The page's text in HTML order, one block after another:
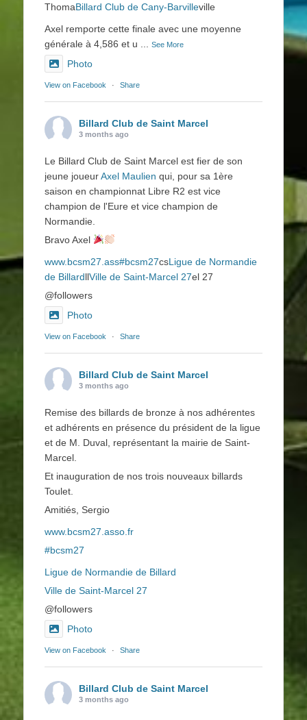
ThomaBillard Club de Cany-Barvilleville
Axel remporte cette finale avec une moyenne
générale à 4,586 et u
See More
Photo
View on Facebook · Share
Billard Club de Saint Marcel
3 months ago
Le Billard Club de Saint Marcel est fier de son
jeune joueurAxel Maulien qui, pour sa 1ère
saison en championnat Libre R2 est vice
champion de l'Eure et vice champion de
Normandie.
Bravo Axel
www.bcsm27.ass#bcsm27csLigue de Normandie
de BillardllVille de Saint-Marcel 27el 27
@followers
Photo
View on Facebook · Share
Billard Club de Saint Marcel
3 months ago
Remise des billards de bronze à nos adhérentes
et adhérents en présence du président de la ligue
et de M. Duval, représentant la mairie de Saint-
Marcel.
Et inauguration de nos trois nouveaux billards
Toulet.
Amitiés, Sergio
www.bcsm27.asso.fr
#bcsm27
Ligue de Normandie de Billard
Ville de Saint-Marcel 27
@followers
Photo
View on Facebook · Share
Billard Club de Saint Marcel
3 months ago